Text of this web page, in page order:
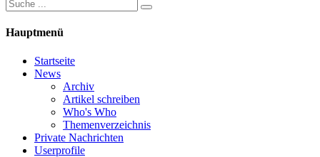
Hauptmenü
Startseite
News
Archiv
Artikel schreiben
Who's Who
Themenverzeichnis
Private Nachrichten
Userprofile